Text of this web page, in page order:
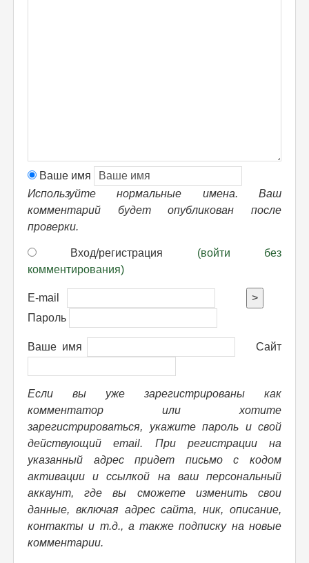
Ваше имя
Используйте нормальные имена. Ваш
комментарий будет опубликован после
проверки.
Вход/регистрация (войти без
комментирования)
E-mail
>
Пароль
Ваше имя Сайт
Если вы уже зарегистрированы как
комментатор или хотите
зарегистрироваться, укажите пароль и свой
действующий email. При регистрации на
указанный адрес придет письмо с кодом
активации и ссылкой на ваш персональный
аккаунт, где вы сможете изменить свои
данные, включая адрес сайта, ник, описание,
контакты и т.д., а также подписку на новые
комментарии.